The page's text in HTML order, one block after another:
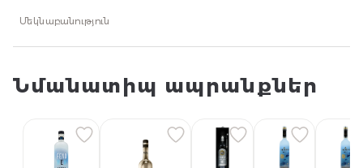
Մեկնաբանություն
Նմանատիպ ապրանքներ